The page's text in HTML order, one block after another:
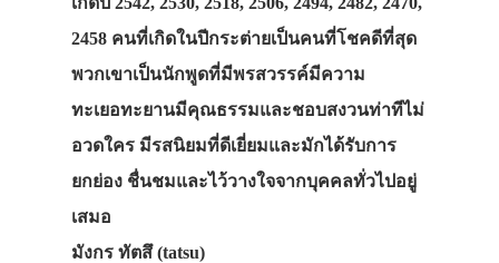
2458 คนที่เกิดในปีกระต่ายเป็นคนที่โชคดีที่สุด
พวกเขาเป็นนักพูดที่มีพรสวรรค์มีความ
ทะเยอทะยานมีคุณธรรมและชอบสงวนท่าทีไม่
อวดใคร มีรสนิยมที่ดีเยี่ยมและมักได้รับการ
ยกย่อง ชื่นชมและไว้วางใจจากบุคคลทั่วไปอยู่
เสมอ
มังกร ทัตสึ (tatsu)